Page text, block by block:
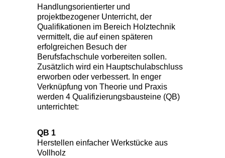
Handlungsorientierter und
projektbezogener Unterricht, der
Qualifikationen im Bereich Holztechnik
vermittelt, die auf einen späteren
erfolgreichen Besuch der
Berufsfachschule vorbereiten sollen.
Zusätzlich wird ein Hauptschulabschluss
erworben oder verbessert. In enger
Verknüpfung von Theorie und Praxis
werden 4 Qualifizierungsbausteine (QB)
unterrichtet:
QB 1
Herstellen einfacher Werkstücke aus
Vollholz